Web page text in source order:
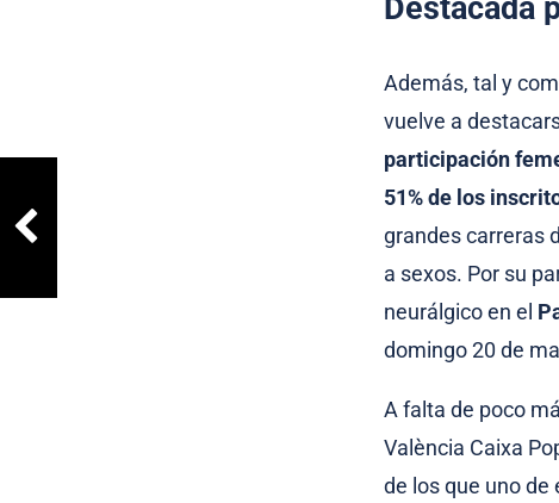
Destacada
Además, tal y
vuelve a
participación
51% de los
grandes carreras
a sexos. Por su
neurálgico en el
domingo 20 de
A falta de poco
València Caixa
de los que uno de